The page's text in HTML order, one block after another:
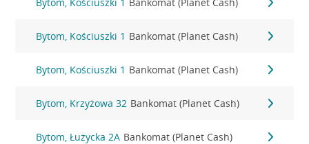
Bytom, Kościuszki 1 Bankomat (Planet Cash)
Bytom, Kościuszki 1 Bankomat (Planet Cash)
Bytom, Krzyżowa 32 Bankomat (Planet Cash)
Bytom, Łużycka 2A Bankomat (Planet Cash)